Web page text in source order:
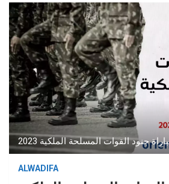
جنود القوات المسلحة الملكية 2023
ALWADIFA